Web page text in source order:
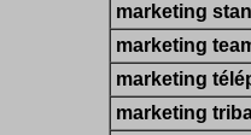
marketing
marketing
marketing
marketing